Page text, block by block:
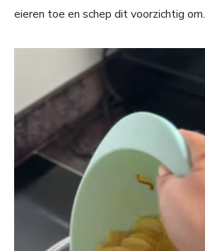
eieren toe en schep dit voorzichtig om.